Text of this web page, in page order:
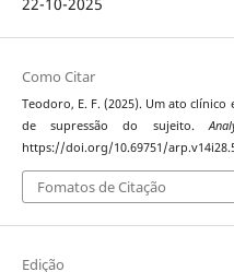
Como Citar
Teodoro, E. F. (2025). Um ato
de supressão do sujeito.
https://doi.org/10.69751/
Fomatos de Citação
Edição